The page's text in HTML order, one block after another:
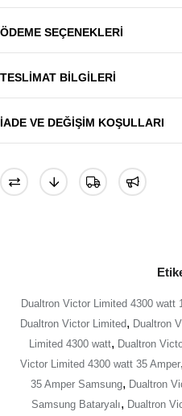
ÖDEME SEÇENEKLERI
TESLIMAT BILGILERI
İADE VE DEĞIŞIM KOŞULLARI
Dualtron Victor Limited 4300 watt
Dualtron Victor Limited, Dualtron
Limited 4300 watt, Dualtron
Victor Limited 4300 watt 35 Amper,
35 Amper Samsung, Dualtron
Samsung Bataryalı, Dualtron